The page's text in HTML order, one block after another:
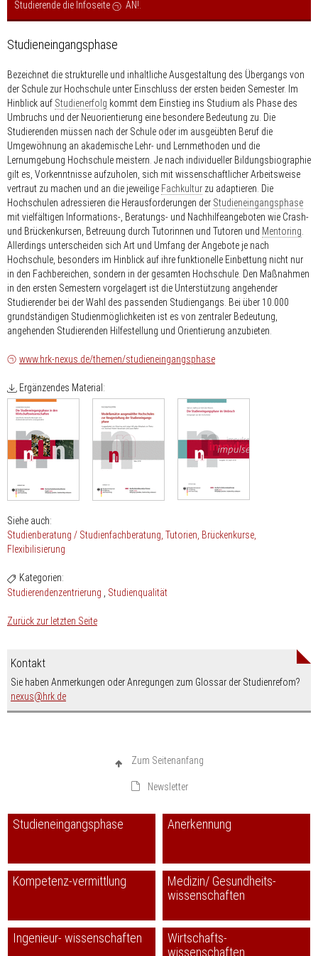
Studierende die Infoseite
AN!
Studieneingangsphase
Bezeichnet die strukturelle und inhaltliche Ausgestaltung des Übergangs von
der Schule zur Hochschule unter Einschluss der ersten beiden Semester. Im
Hinblick auf Studienerfolg kommt dem Einstieg ins Studium als Phase des
Umbruchs und der Neuorientierung eine besondere Bedeutung zu. Die
Studierenden müssen nach der Schule oder im ausgeübten Beruf die
Umgewöhnung an akademische Lehr- und Lernmethoden und die
Lernumgebung Hochschule meistern. Je nach individueller Bildungsbiographie
gilt es, Vorkenntnisse aufzuholen, sich mit wissenschaftlicher Arbeitsweise
vertraut zu machen und an die jeweilige Fachkultur zu adaptieren. Die
Hochschulen adressieren die Herausforderungen der Studieneingangsphase
mit vielfältigen Informations-, Beratungs- und Nachhilfeangeboten wie Crash-
und Brückenkursen, Betreuung durch Tutorinnen und Tutoren und Mentoring
Allerdings unterscheiden sich Art und Umfang der Angebote je nach
Hochschule, besonders im Hinblick auf ihre funktionelle Einbettung nicht nur
in den Fachbereichen, sondern in der gesamten Hochschule. Den Maßnahmen
in den ersten Semestern vorgelagert ist die Unterstützung angehender
Studierender bei der Wahl des passenden Studiengangs. Bei über 10.000
grundständigen Studienmöglichkeiten ist es von zentraler Bedeutung,
angehenden Studierenden Hilfestellung und Orientierung anzubieten.
www.hrk-nexus.de/themen/studieneingangsphase
Ergänzendes Material:
Siehe auch:
Studienberatung / Studienfachberatung Tutorien Brückenkurse
Flexibilisierung
Kategorien:
Studierendenzentrierung
Studienqualität
Zurück zur letzten Seite
Kontakt
Sie haben Anmerkungen oder Anregungen zum Glossar der Studienrefom?
nexus
nospam-
hrk.de
Zum Seitenanfang
Newsletter
Studieneingangsphase Anerkennung
Kompetenz-vermittlung
Medizin/ Gesundheits-
wissenschaften
Ingenieur- wissenschaften
Wirtschafts-
wissenschaften